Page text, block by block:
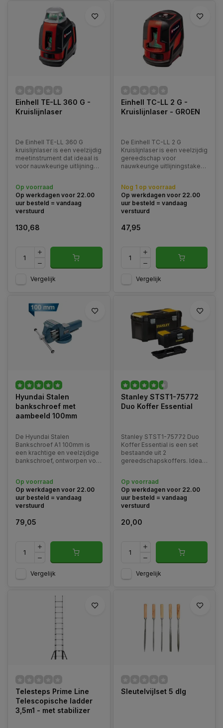
Einhell TE-LL 360 G -
Kruislijnlaser
De Einhell TE-LL 360 G
kruislijnlaser is een veelzijdig
meetinstrument dat ideaal is
voor nauwkeurige uitlijning
horizontale laserlijn kunnen
wanden, meubels en andere
structuren moeiteloos op
één lijn worde
Op voorraad
Op werkdagen voor 22.00
uur besteld = vandaag
verstuurd
130,68
Vergelijk
Einhell TC-LL 2 G -
Kruislijnlaser - GROEN
De Einhell TC-LL 2 G
Kruislijnlaser is een veelzijdig
gereedschap voor
nauwkeurige uitlijningstaken
werkbereik van 16 meter en
goed zichtbare groene
laserlijnen
Nog 1 op voorraad
Op werkdagen voor 22.00
uur besteld = vandaag
verstuurd
47,95
Vergelijk
Hyundai Stalen
bankschroef met
aambeeld 100mm
De Hyundai Stalen
Bankschroef A1 100mm is
een krachtige en veelzijdige
bankschroef, ontworpen voor
verchroomde spindel en
handgreep, de dubbele
vergrendelde spil...
Op voorraad
Op werkdagen voor 22.00
uur besteld = vandaag
verstuurd
79,05
Vergelijk
Stanley STST1-75772
Duo Koffer Essential
Stanley STST1-75772 Duo
Koffer Essential is een set
bestaande uit 2
gereedschapskoffers. Ideaal
opbergen van je hoby's.
Op voorraad
Op werkdagen voor 22.00
uur besteld = vandaag
verstuurd
20,00
Vergelijk
Telesteps Prime Line
Telescopische ladder
3,5m1 - met stabilizer
Sleutelvijlset 5 dlg